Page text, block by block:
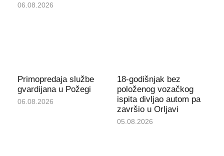
06.08.2026
Primopredaja službe
gvardijana u Požegi
06.08.2026
18-godišnjak bez
položenog vozačkog
ispita divljao autom pa
završio u Orljavi
05.08.2026